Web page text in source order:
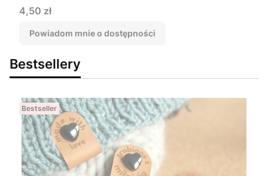
Cena
4,50 zł
Powiadom mnie o dostępności
Bestsellery
Bestseller